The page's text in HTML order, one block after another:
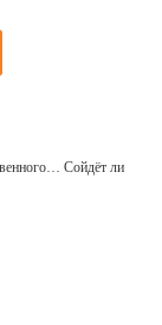
Сойдёт ли